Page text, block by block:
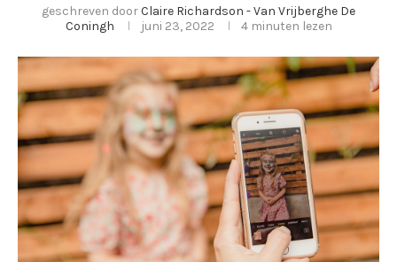
geschreven doorClaire Richardson - Van Vrijberghe De
Coningh
juni 23, 2022 4 minuten lezen